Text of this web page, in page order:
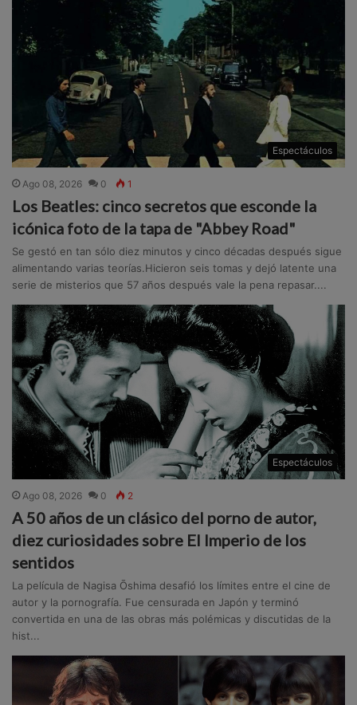
Espectáculos
Ago 08, 2026 0 1
Los Beatles: cinco secretos que esconde la
icónica foto de la tapa de "Abbey Road"
Se gestó en tan sólo diez minutos y cinco décadas después sigue
alimentando varias teorías.Hicieron seis tomas y dejó latente una
serie de misterios que 57 años después vale la pena repasar....
Espectáculos
Ago 08, 2026 0 2
A 50 años de un clásico del porno de autor,
diez curiosidades sobre El Imperio de los
sentidos
La película de Nagisa Ōshima desafió los límites entre el cine de
autor y la pornografía. Fue censurada en Japón y terminó
convertida en una de las obras más polémicas y discutidas de la
hist...